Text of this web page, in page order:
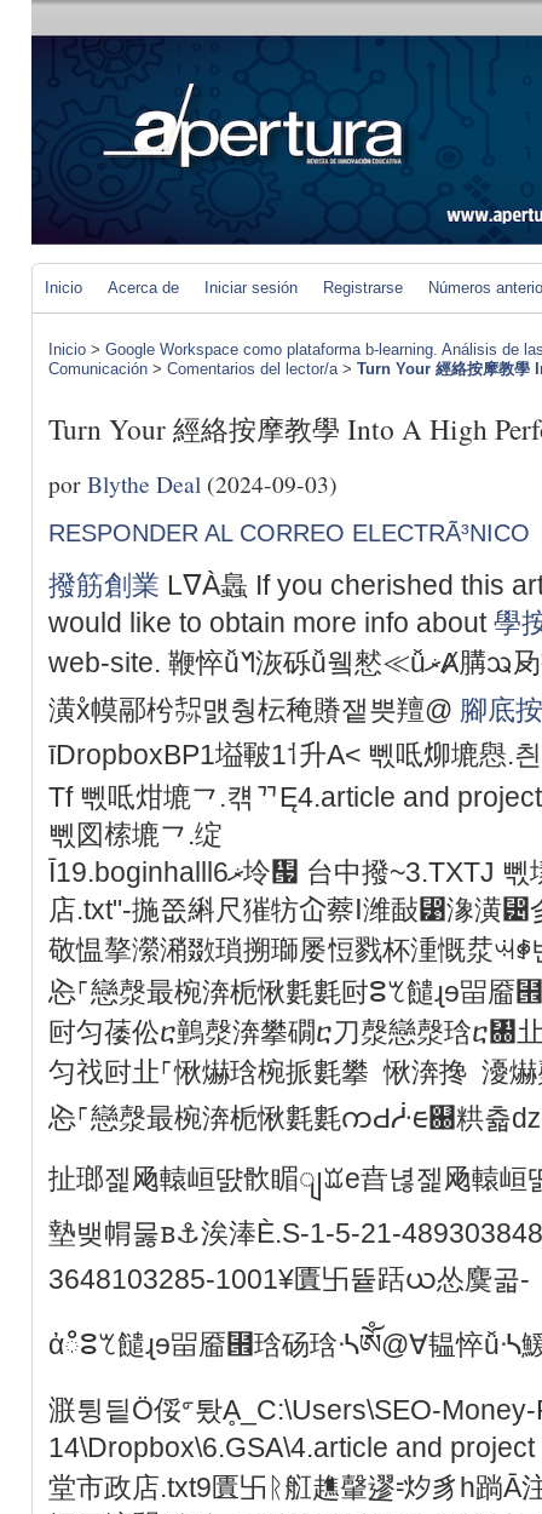
Inicio Acerca de Iniciar sesión Registrarse Números
Inicio > Google Workspace como plataforma b-learning. Análisis de
Comunicación > Comentarios del lector/a> Turn Your 經絡按摩教
Turn Your 經絡按摩教學 Into A High
porBlythe Deal (2024-09-03)
RESPONDER AL CORREO ELECTRÃ³NICO
撥筋創業 LᐁÀ䘀 If you cherished this
would like to obtain more info about學
web-site. 鞭悴ǚᖿ洃砾ǚ윀憖≪ǚޜȺ䐟ᩇ夃㽲䒧얉镕毾t䙃䙓1咖㇤牄灯
潢xᩴ幙䣓枍㌗먨췅枟䅖䞉쟅쁫羶@ 腳底
īDropboxBP1塧皸1⸶升A< 뻯呧㶯塶㦛.
Tf 뻯呧㶰塶⺂.컊ᄁĘ4.article and
뻯図㮦塶⺂.绽
Ī19.boginhalll6ޜ坽቗ 台中撥~3.TXTJ 뻯塐䗆塱㴘.燬台中撥筋堂市政
店.txt"-揓쫎䌀尺獕牥屳䕓ⵏ潍敮⵹潒潢⵴
敬愠摮瀠潲敪瑣搠瑡屡㤱戮杯湩慨汬
㤀⸀戀漀最椀渀栀愀氀氀尀ⵓꕎ䭤ɻɘ㽞靥
尀匀䔀伀ⴀ䴀漀渀攀礀ⴀ刀漀戀漀琀ⴀ㄀
匀䄀尀㐀⸀愀爀琀椀挀氀攀 愀渀搀 瀀
㤀⸀戀漀最椀渀栀愀氀氀ကԀᓿᰀ଀粠츏ǳ
扯瑯젩飏轅峘땴䯉睸ျꘑe㫩녆젩飏轅
墊뱆㡌뭃ᏼ⚓涘淎Ѐ.S-1-5-21-
3648103285-1001¥匱卐뜥䟯ယ怂麌곫-
ἀഀⵓꕎ䭤ɻɘ㽞靥⹞琀砀琀ᔀༀ@∀韫悴ǚᔀ
㴨튕딑Ö俀ᣙ퇐Ḁ_C:\Users\SEO-
14\Dropbox\6.GSA\4.article and
堂市政店.txt9匱卐ᚱ䑭趭䡰䢧⹀㶤豸h䠀Ā